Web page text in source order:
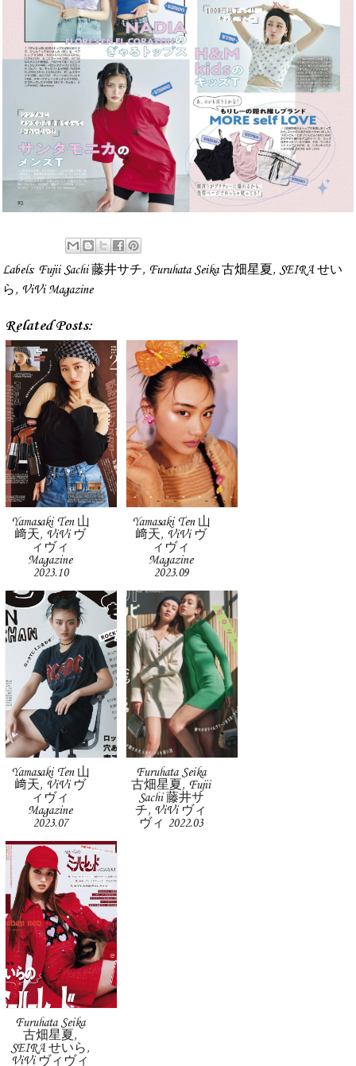
Labels: Fujii Sachi 藤井サチ, Furuhata Seika 古畑星夏, SEIRA せい
ら, ViVi Magazine
Related Posts:
Yamasaki Ten 山
﨑天, ViVi ヴ
ィヴィ
Magazine
2023.10
Yamasaki Ten 山
﨑天, ViVi ヴ
ィヴィ
Magazine
2023.09
Yamasaki Ten 山
﨑天, ViVi ヴ
ィヴィ
Magazine
2023.07
Furuhata Seika
古畑星夏, Fujii
Sachi 藤井サ
チ, ViVi ヴィ
ヴィ 2022.03
Furuhata Seika
古畑星夏,
SEIRA せいら,
ViVi ヴィヴィ